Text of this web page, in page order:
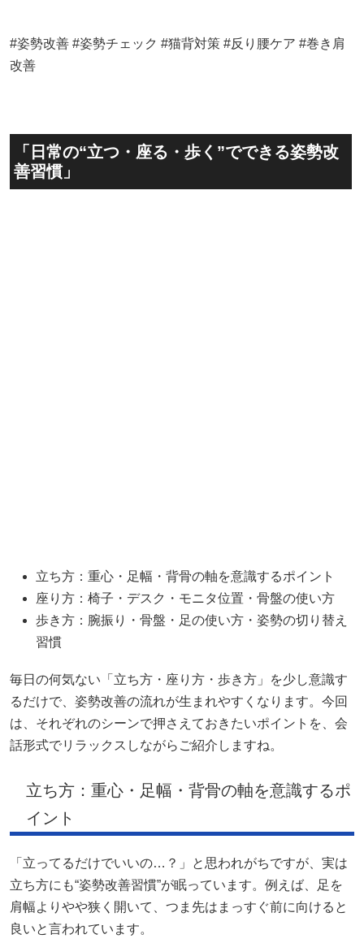
#姿勢改善 #姿勢チェック #猫背対策 #反り腰ケア #巻き肩
改善
「日常の“立つ・座る・歩く”でできる姿勢改
善習慣」
立ち方：重心・足幅・背骨の軸を意識するポイント
座り方：椅子・デスク・モニタ位置・骨盤の使い方
歩き方：腕振り・骨盤・足の使い方・姿勢の切り替え
習慣
毎日の何気ない「立ち方・座り方・歩き方」を少し意識す
るだけで、姿勢改善の流れが生まれやすくなります。今回
は、それぞれのシーンで押さえておきたいポイントを、会
話形式でリラックスしながらご紹介しますね。
立ち方：重心・足幅・背骨の軸を意識するポ
イント
「立ってるだけでいいの…？」と思われがちですが、実は
立ち方にも“姿勢改善習慣”が眠っています。例えば、足を
肩幅よりやや狭く開いて、つま先はまっすぐ前に向けると
良いと言われています。